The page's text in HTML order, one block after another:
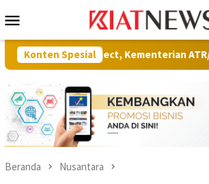
ke
Mobile
Konten Spesial
Kementerian ATR/BPN Uji Coba
Beranda Nusantara